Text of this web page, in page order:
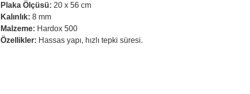
Plaka Ölçüsü: 20 x 56 cm
Kalınlık: 8 mm
Malzeme: Hardox 500
Özellikler: Hassas yapı, hızlı tepki süresi.